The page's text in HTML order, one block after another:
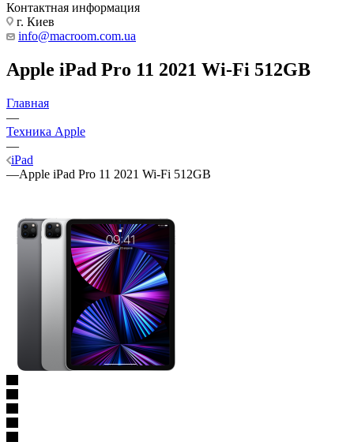
Контактная информация
г. Киев
info@macroom.com.ua
Apple iPad Pro 11 2021 Wi-Fi 512GB
Главная
—
Техника Apple
—
iPad
—Apple iPad Pro 11 2021 Wi-Fi 512GB